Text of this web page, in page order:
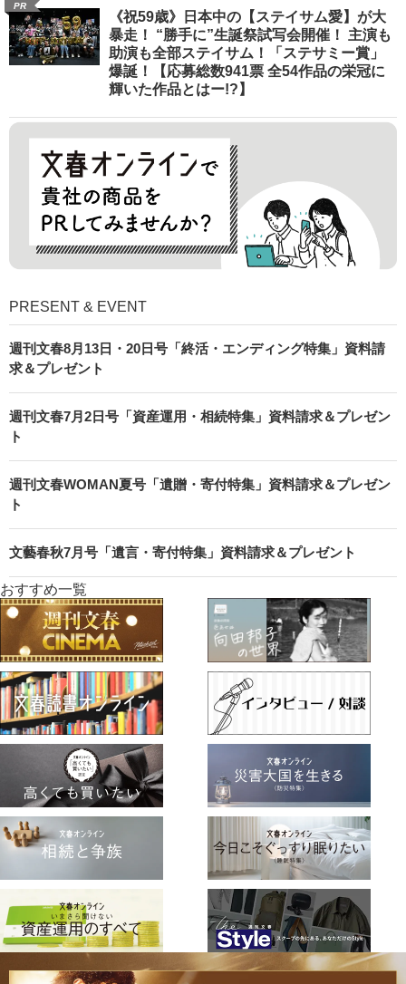
PR
《祝59歳》日本中の【ステイサム愛】が大
暴走！ “勝手に”生誕祭試写会開催！ 主演も
助演も全部ステイサム！「ステサミー賞」
爆誕！【応募総数941票 全54作品の栄冠に
輝いた作品とはー!?】
PRESENT & EVENT
週刊文春8月13日・20日号「終活・エンディング特集」資料請
求＆プレゼント
週刊文春7月2日号「資産運用・相続特集」資料請求＆プレゼン
ト
週刊文春WOMAN夏号「遺贈・寄付特集」資料請求＆プレゼン
ト
文藝春秋7月号「遺言・寄付特集」資料請求＆プレゼント
おすすめ一覧